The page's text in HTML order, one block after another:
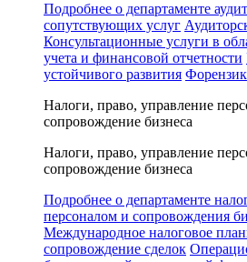
Подробнее о департаменте
сопутствующих услуг
Консультационные услуги в
учета и финансовой отчетности
устойчивого развития Форензик
Налоги, право, управление
сопровождение бизнеса
Налоги, право, управление
сопровождение бизнеса
Подробнее о департаменте
персоналом и сопровождения
Международное налоговое
сопровождение сделок